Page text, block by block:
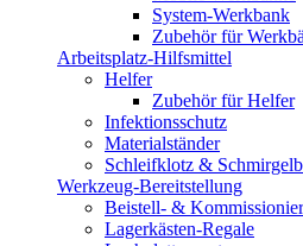
System-Werkbank
Zubehör für
Arbeitsplatz-Hilfsmittel
Helfer
Zubehör für Helfer
Infektionsschutz
Materialständer
Schleifklotz &
Werkzeug-Bereitstellung
Beistell- &
Lagerkästen-Regale